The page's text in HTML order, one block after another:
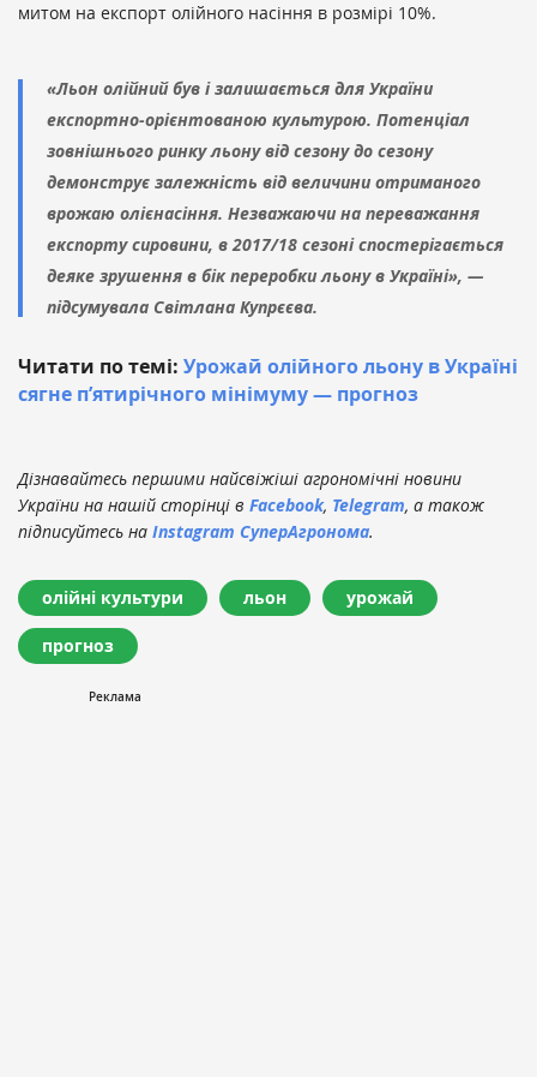
митом на експорт олійного насіння в розмірі 10%.
«Льон олійний був і залишається для України
експортно-орієнтованою культурою. Потенціал
зовнішнього ринку льону від сезону до сезону
демонструє залежність від величини отриманого
врожаю олієнасіння. Незважаючи на переважання
експорту сировини, в 2017/18 сезоні спостерігається
деяке зрушення в бік переробки льону в Україні», —
підсумувала Світлана Купрєєва.
Читати по темі: Урожай олійного льону в Україні
сягне п’ятирічного мінімуму — прогноз
Дізнавайтесь першими найсвіжіші агрономічні новини
України на нашій сторінці в Facebook, Telegram, а також
підписуйтесь на Instagram СуперАгронома.
олійні культури льон урожай
прогноз